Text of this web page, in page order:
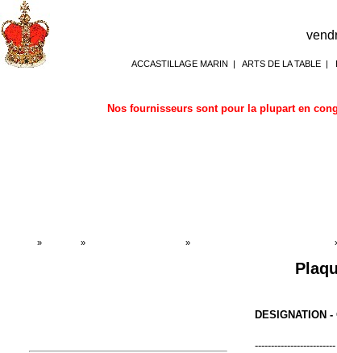
ACCASTILLAGE MARIN | ARTS DE LA TABLE |
Nos fournisseurs sont pour la plupart en
» » »
DESIGNATION
-------------------------